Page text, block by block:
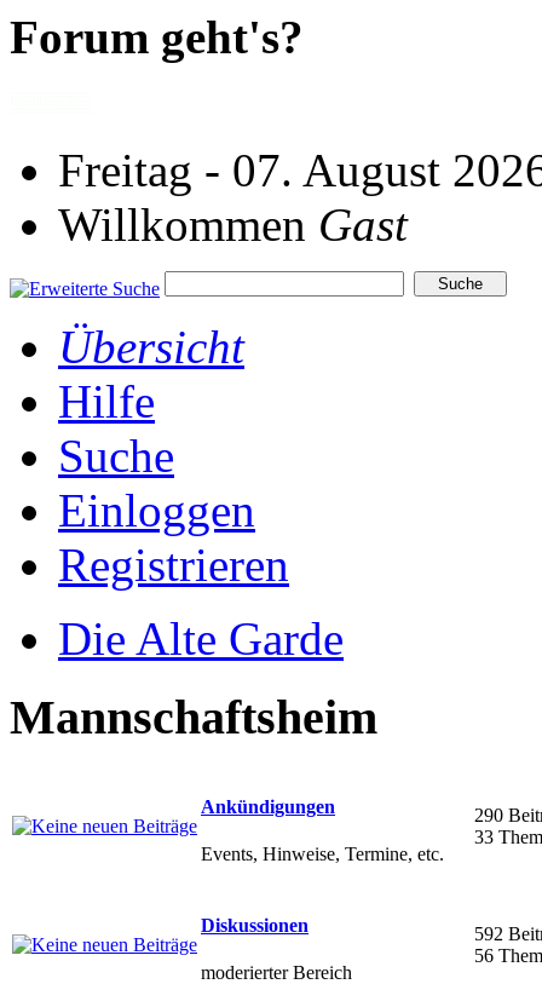
Forum geht's?
Freitag - 07. August
Willkommen Gast
Übersicht
Hilfe
Suche
Einloggen
Registrieren
Die Alte Garde
Mannschaftsheim
Ankündigungen
Events, Hinweise, Termine, etc.
290
33
Diskussionen
moderierter Bereich
592
56